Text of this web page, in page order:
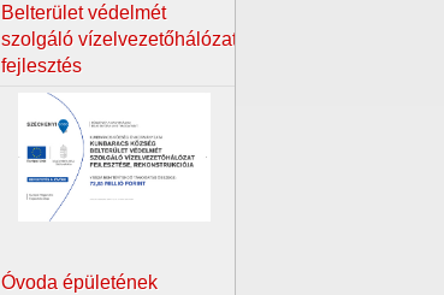
Belterület védelmét
szolgáló vízelvezetőhálózat
fejlesztés
Óvoda épületének